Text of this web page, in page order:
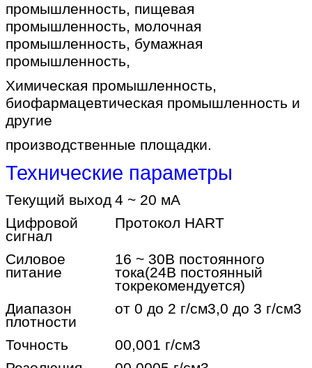
промышленность, пищевая
промышленность, молочная
промышленность, бумажная
промышленность,
Химическая промышленность,
биофармацевтическая промышленность и
другие
производственные площадки.
Технические параметры
Текущий выход 4 ~ 20 мА
Цифровой
сигнал
Протокол HART
Силовое
питание
16 ~ 30В постоянного
тока(24В постоянный
токрекомендуется)
Диапазон
плотности
от 0 до 2 г/см3,0 до 3 г/см3
Точность
00,001 г/см3